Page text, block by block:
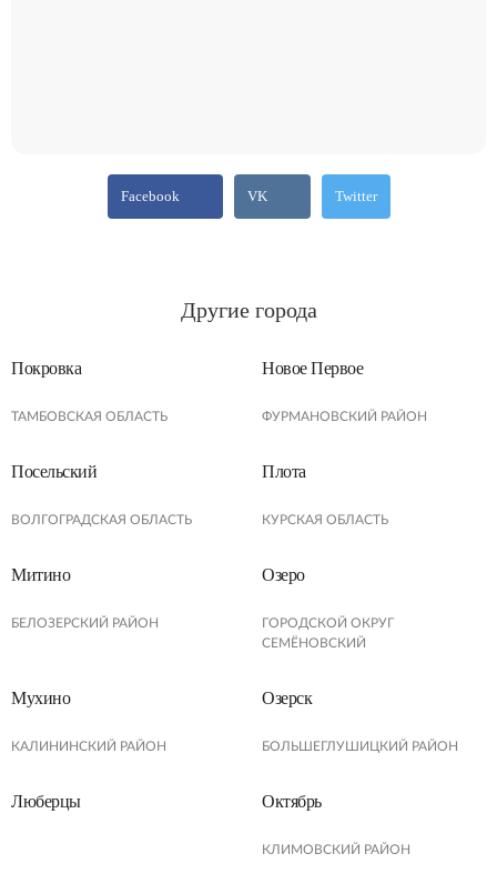
Facebook VK Twitter
Другие города
Покровка
ТАМБОВСКАЯ ОБЛАСТЬ
Новое Первое
ФУРМАНОВСКИЙ РАЙОН
Посельский
ВОЛГОГРАДСКАЯ ОБЛАСТЬ
Плота
КУРСКАЯ ОБЛАСТЬ
Митино
БЕЛОЗЕРСКИЙ РАЙОН
Озеро
ГОРОДСКОЙ ОКРУГ
СЕМЁНОВСКИЙ
Мухино
КАЛИНИНСКИЙ РАЙОН
Озерск
БОЛЬШЕГЛУШИЦКИЙ РАЙОН
Люберцы Октябрь
КЛИМОВСКИЙ РАЙОН